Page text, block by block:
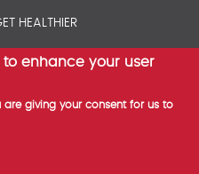
HEALTHIER
- INTERNATIONAL HEALTH
to enhance your user
giving your consent for us to